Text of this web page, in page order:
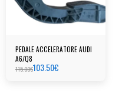
PEDALE ACCELERATORE AUDI
A6/Q8
115.00€103.50€